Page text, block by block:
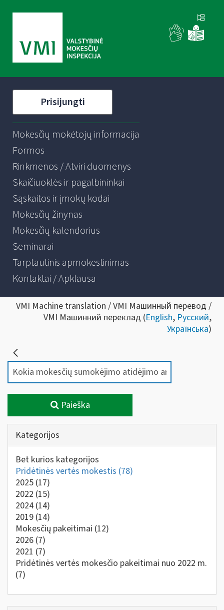
Prisijungti
Mokesčių mokėtojų informacija
Formos
Rinkmenos / Atviri duomenys
Skaičiuoklės ir pagalbininkai
Sąskaitos ir įmokų kodai
Mokesčių žinynas
Mokesčių kalendorius
Seminarai
Tarptautinis apmokestinimas
Kontaktai / Apklausa
VMI Machine translation / VMI Машинный перевод /
VMI Машинний переклад (English, Русский,
Українська)
Paieška
Kategorijos
Bet kurios kategorijos
Pridėtinės vertės mokestis (78)
2025 (17)
2022 (15)
2024 (14)
2019 (14)
Mokesčių pakeitimai (12)
2026 (7)
2021 (7)
Pridėtinės vertės mokesčio pakeitimai nuo 2022 m.
(7)